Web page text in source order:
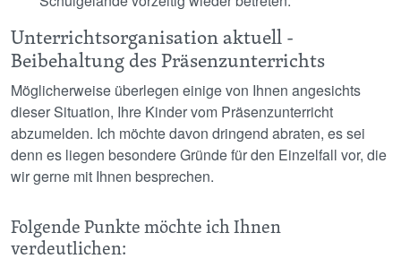
Unterrichtsorganisation aktuell -
Beibehaltung des Präsenzunterrichts
Möglicherweise überlegen einige von Ihnen angesichts
dieser Situation, Ihre Kinder vom Präsenzunterricht
abzumelden. Ich möchte davon dringend abraten, es sei
denn es liegen besondere Gründe für den Einzelfall vor, die
wir gerne mit Ihnen besprechen.
Folgende Punkte möchte ich Ihnen
verdeutlichen: